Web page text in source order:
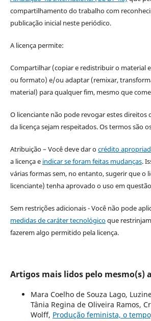
compartilhamento do trabalho com
publicação inicial neste periódico.
A licença permite:
Compartilhar (copiar e redistribuir o material
ou formato) e/ou adaptar (remixar,
material) para qualquer fim, mesmo que
O licenciante não pode revogar estes direitos
da licença sejam respeitados. Os termos são
Atribuição – Você deve dar ocrédito
a licença e indicar se foram feitas mudanças.
várias formas sem, no entanto, sugerir que o
licenciante) tenha aprovado o uso em
Sem restrições adicionais - Você não pode
medidas de caráter tecnológicoque
fazerem algo permitido pela licença.
Artigos mais lidos pelo mesmo(s)
Mara Coelho de Souza Lago,
Tânia Regina de Oliveira Ramos,
Wolff, Produção feminista, o